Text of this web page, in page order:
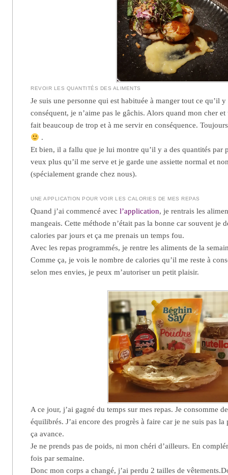
REVOIR LES QUANTITÉS DES ALIMENTS
Je suis une personne qui est habituée à manger tout ce qu’il y
conséquent, je n’aime pas le gâchis. Alors quand mon cher
fait beaucoup de trop et à me servir en conséquence.
.
Et bien, il a fallu que je lui montre qu’il y a des quantités par
veux plus qu’il me serve et je garde une assiette normal et
(spécialement grande chez nous).
UNE APPLICATION POUR VOIR LES CALORIES DE MES REPAS
Quand j’ai commencé avecl’application, je rentrais les
mangeais. Cette méthode n’était pas la bonne car souvent je
calories par jours et ça me prenais un temps fou.
Avec les repas programmés, je rentre les aliments de la
Comme ça, je vois le nombre de calories qu’il me reste à
selon mes envies, je peux m’autoriser un petit plaisir.
A ce jour, j’ai gagné du temps sur mes repas. Je consomme
équilibrés. J’ai encore des progrès à faire car je ne suis pas
ça avance.
Je ne prends pas de poids, ni mon chéri d’ailleurs. En
fois par semaine.
Donc mon corps a changé, j’ai perdu 2 tailles de